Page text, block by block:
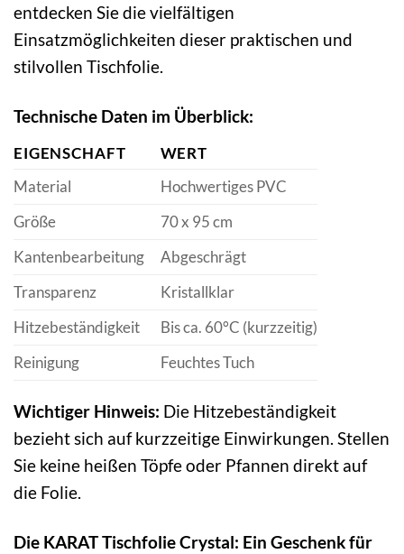
entdecken Sie die vielfältigen
Einsatzmöglichkeiten dieser praktischen und
stilvollen Tischfolie.
Technische Daten im Überblick:
EIGENSCHAFT
WERT
Material
Hochwertiges PVC
Größe
70 x 95 cm
Kantenbearbeitung
Abgeschrägt
Transparenz
Kristallklar
Hitzebeständigkeit
Bis ca. 60°C (kurzzeitig)
Reinigung
Feuchtes Tuch
Wichtiger Hinweis: Die Hitzebeständigkeit
bezieht sich auf kurzzeitige Einwirkungen. Stellen
Sie keine heißen Töpfe oder Pfannen direkt auf
die Folie.
Die KARAT Tischfolie Crystal: Ein Geschenk für